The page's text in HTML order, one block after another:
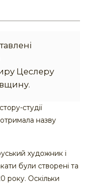
Цеслеру
студії
назву
художник і
були створені та
року. Оскільки